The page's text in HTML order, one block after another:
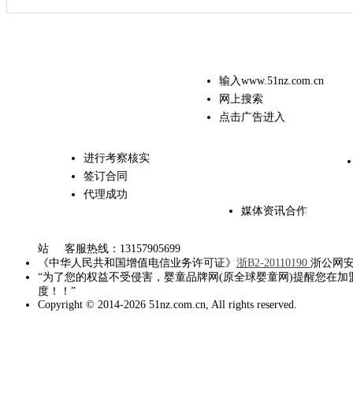
输入www.51nz.com.cn
网上搜索
点击广告进入
进行考察核实
签订合同
代理成功
媒体资讯合作
站 客服热线：13157905699
《中华人民共和国增值电信业务许可证》 浙B2-20110190 浙公网
“为了您的权益不受侵害，婴童品牌网(原全球婴童网)提醒您在
度！！”
Copyright © 2014-2026 51nz.com.cn, All rights reserved.